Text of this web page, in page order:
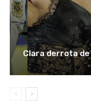
Clara derrota de